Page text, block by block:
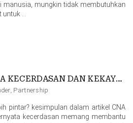
manusia, mungkin tidak membutuhkan
…
HUBUNGAN ANTARA KECERDASAN DAN KEKAYAAN
, Partnership
pintar? kesimpulan dalam artikel CNA
kecerdasan memang membantu